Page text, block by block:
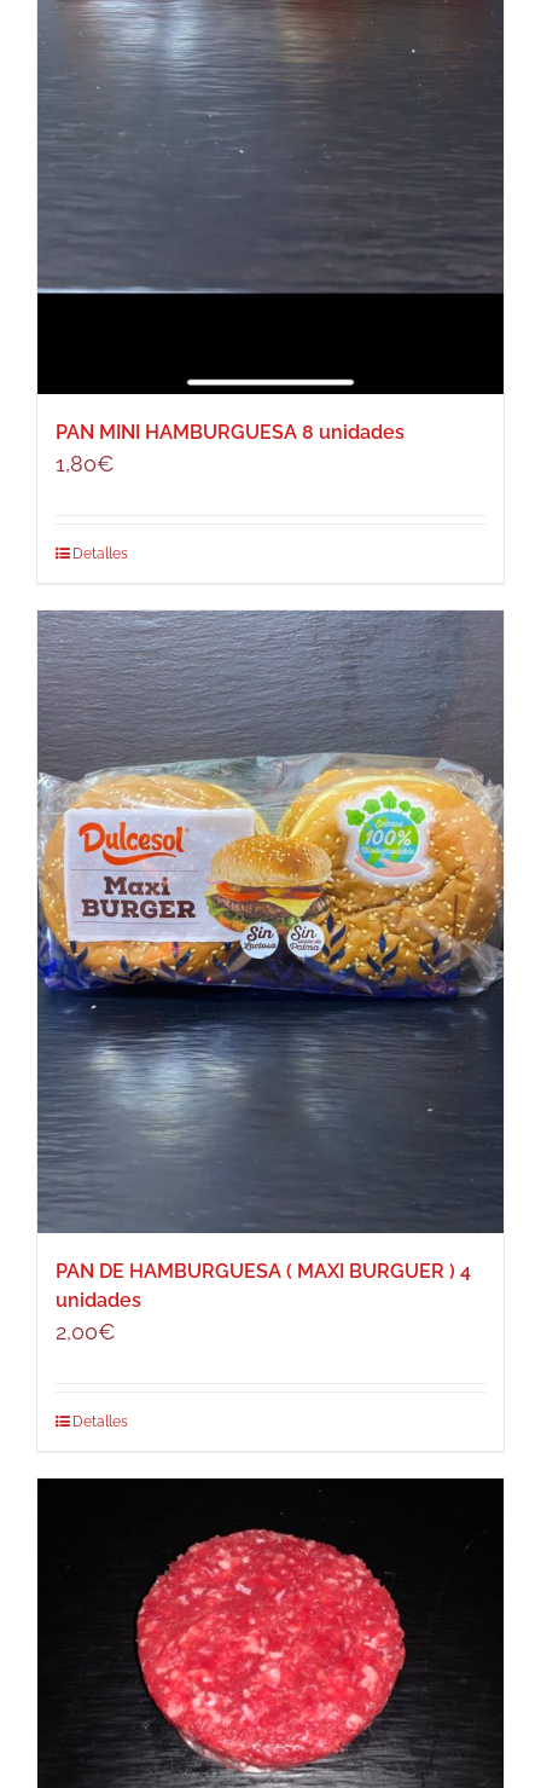
PAN MINI HAMBURGUESA 8 unidades
1,80€
Detalles
PAN DE HAMBURGUESA ( MAXI BURGUER ) 4
unidades
2,00€
Detalles